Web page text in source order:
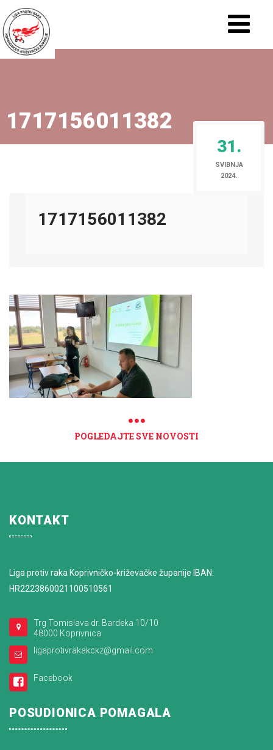
1717156011382
31.
SVIBNJA
2024.
1717156011382
POGLEDAJTE SVE NOVOSTI
KONTAKT
Liga protiv raka Koprivničko-križevačke županije IBAN:
HR2223860021100510561
Trg Tomislava dr. Bardeka 10/10
48000 Koprivnica
ligaprotivrakakckz@gmail.com
Facebook
POSUDIONICA POMAGALA